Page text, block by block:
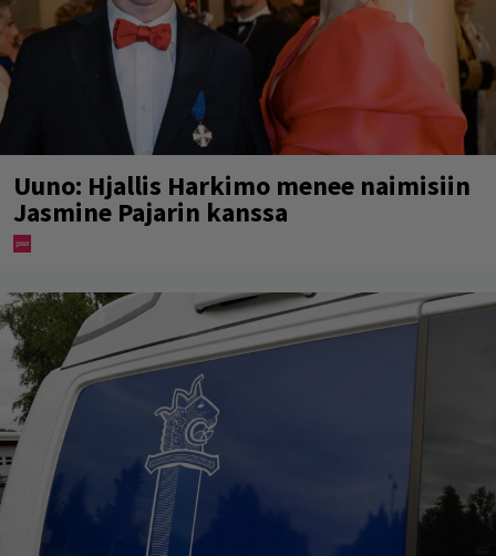
Uuno: Hjallis Harkimo menee naimisiin
Jasmine Pajarin kanssa